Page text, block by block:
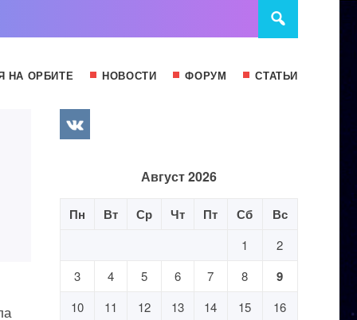
НА ОРБИТЕ НОВОСТИ ФОРУМ СТАТЬИ
Август 2026
Пн Вт Ср Чт Пт Сб Вс
1
2
3
4 5 6 7 8 9
10 11 12 13 14 15
16